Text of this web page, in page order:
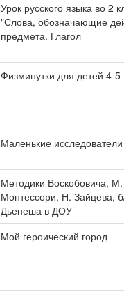
Урок русского языка во 2
"Слова, обозначающие
предмета. Глагол
Физминутки для детей 4-5
Маленькие исследователи
Методики Воскобовича, М.
Монтессори, Н. Зайцева,
Дьенеша в ДОУ
Мой героический город